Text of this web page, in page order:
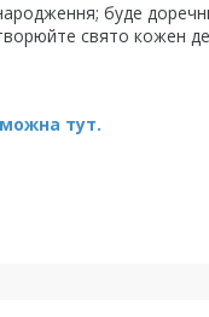
буде
свято кожен
тут.